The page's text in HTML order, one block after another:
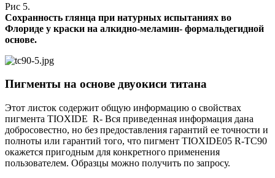
Рис 5.
Сохранность глянца при натурных испытаниях во
Флориде у краски на алкидно-меламин- формальдегидной
основе.
Пигменты на основе двуокиси титана
Этот листок содержит общую информацию о свойствах
пигмента TIOXIDE R- Вся приведенная информация дана
добросовестно, но без предоставления гарантий ее точности и
полноты или гарантий того, что пигмент TIOXIDE05 R-TC90
окажется пригодным для конкретного применения
пользователем. Образцы можно получить по запросу.